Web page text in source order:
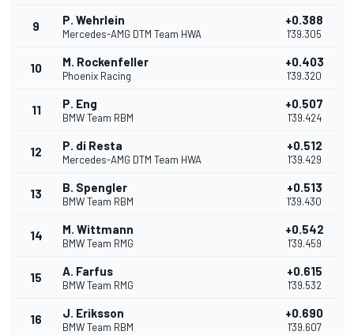
9 P. Wehrlein
Mercedes-AMG DTM Team HWA
+0.388
1'39.305
10 M. Rockenfeller
Phoenix Racing
+0.403
1'39.320
11 P. Eng
BMW Team RBM
+0.507
1'39.424
12 P. di Resta
Mercedes-AMG DTM Team HWA
+0.512
1'39.429
13 B. Spengler
BMW Team RBM
+0.513
1'39.430
14 M. Wittmann
BMW Team RMG
+0.542
1'39.459
15 A. Farfus
BMW Team RMG
+0.615
1'39.532
16 J. Eriksson
BMW Team RBM
+0.690
1'39.607